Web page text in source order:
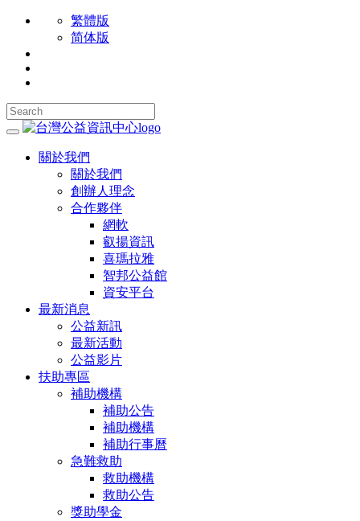
繁體版
简体版
關於我們
關於我們
創辦人理念
合作夥伴
網軟
叡揚資訊
喜瑪拉雅
智邦公益館
資安平台
最新消息
公益新訊
最新活動
公益影片
扶助專區
補助機構
補助公告
補助機構
補助行事曆
急難救助
救助機構
救助公告
獎助學金